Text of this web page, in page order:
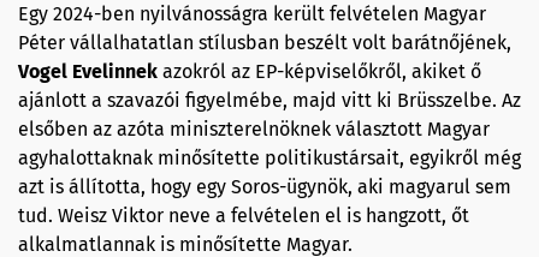
Egy 2024-ben nyilvánosságra került felvételen Magyar
Péter vállalhatatlan stílusban beszélt volt barátnőjének,
Vogel Evelinnek azokról az EP-képviselőkről, akiket ő
ajánlott a szavazói figyelmébe, majd vitt ki Brüsszelbe. Az
elsőben az azóta miniszterelnöknek választott Magyar
agyhalottaknak minősítette politikustársait, egyikről még
azt is állította, hogy egy Soros-ügynök, aki magyarul sem
tud. Weisz Viktor neve a felvételen el is hangzott, őt
alkalmatlannak is minősítette Magyar.